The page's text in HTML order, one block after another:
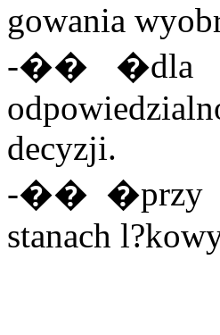
gowania
-�� �dla
decyzji.
-�� �przy
stanach